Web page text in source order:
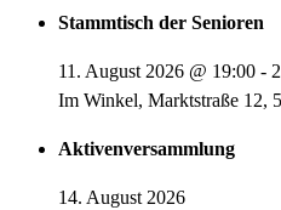
Stammtisch der Senioren
11. August 2026 @ 19:00 -
Im Winkel, Marktstraße 12,
Aktivenversammlung
14. August 2026